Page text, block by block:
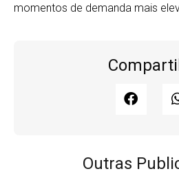
momentos de demanda mais
Outras